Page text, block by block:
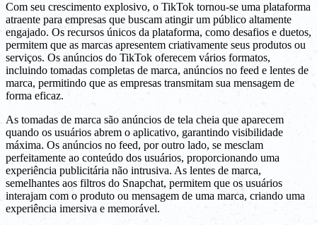
Com seu crescimento explosivo, o TikTok tornou-se uma plataforma
atraente para empresas que buscam atingir um público altamente
engajado. Os recursos únicos da plataforma, como desafios e duetos,
permitem que as marcas apresentem criativamente seus produtos ou
serviços. Os anúncios do TikTok oferecem vários formatos,
incluindo tomadas completas de marca, anúncios no feed e lentes de
marca, permitindo que as empresas transmitam sua mensagem de
forma eficaz.
As tomadas de marca são anúncios de tela cheia que aparecem
quando os usuários abrem o aplicativo, garantindo visibilidade
máxima. Os anúncios no feed, por outro lado, se mesclam
perfeitamente ao conteúdo dos usuários, proporcionando uma
experiência publicitária não intrusiva. As lentes de marca,
semelhantes aos filtros do Snapchat, permitem que os usuários
interajam com o produto ou mensagem de uma marca, criando uma
experiência imersiva e memorável.